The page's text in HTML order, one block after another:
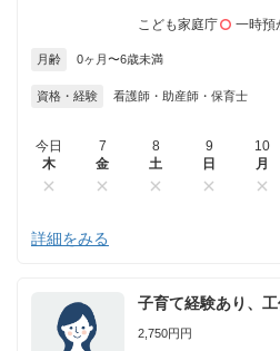
こども家庭庁 一時預
月齢 0ヶ月〜6歳未満
資格・経験 看護師・助産師・保育士
今日
木
7
金
8
土
9
日
10
月
詳細をみる
子育て経験あり、
2,750円円